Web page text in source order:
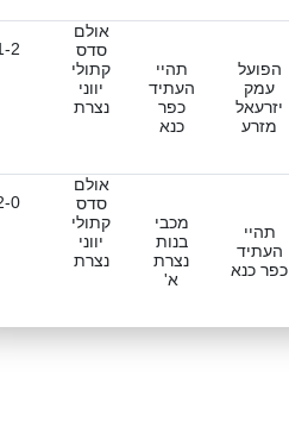
הפועל
עמק
יזרעאל
מזרע
תהיי
העתיד
כפר
כנא
אולם
סדס
קתולי
יווני
נצרת
2
תהיי
העתיד
כפר כנא
מכבי
בנות
נצרת
א'
אולם
סדס
קתולי
יווני
נצרת
0